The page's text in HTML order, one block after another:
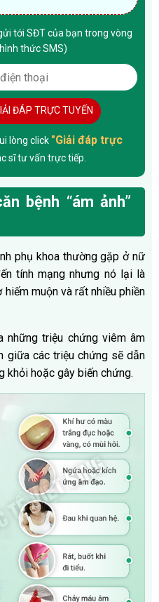
tới SĐT của bạn trong vòng
thức SMS)
ĐÁP TRỰC TUYẾN
lòng click "Giải đáp trực
sĩ tư vấn trực tiếp.
bệnh “ám ảnh”
phụ khoa thường gặp ở nữ
tính mạng nhưng nó lại là
muộn và rất nhiều phiền
những triệu chứng viêm âm
giữa các triệu chứng sẽ dẫn
khỏi hoặc gây biến chứng.